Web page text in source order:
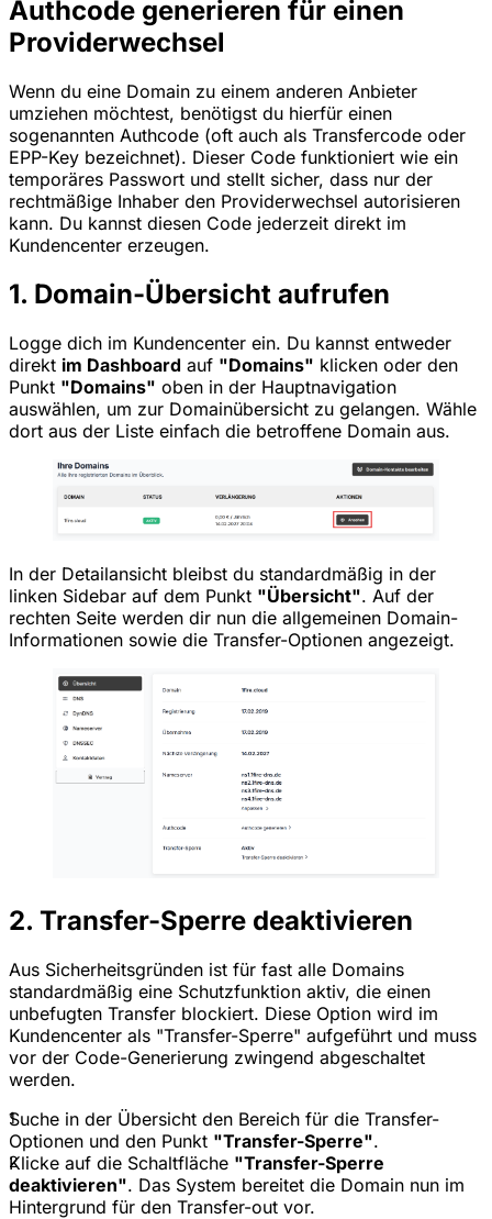
Authcode generieren für einen
Providerwechsel
Wenn du eine Domain zu einem anderen Anbieter
umziehen möchtest, benötigst du hierfür einen
sogenannten Authcode (oft auch als Transfercode oder
EPP-Key bezeichnet). Dieser Code funktioniert wie ein
temporäres Passwort und stellt sicher, dass nur der
rechtmäßige Inhaber den Providerwechsel autorisieren
kann. Du kannst diesen Code jederzeit direkt im
Kundencenter erzeugen.
1. Domain-Übersicht aufrufen
Logge dich im Kundencenter ein. Du kannst entweder
direkt im Dashboard auf "Domains" klicken oder den
Punkt "Domains" oben in der Hauptnavigation
auswählen, um zur Domainübersicht zu gelangen. Wähle
dort aus der Liste einfach die betroffene Domain aus.
In der Detailansicht bleibst du standardmäßig in der
linken Sidebar auf dem Punkt "Übersicht". Auf der
rechten Seite werden dir nun die allgemeinen Domain-
Informationen sowie die Transfer-Optionen angezeigt.
2. Transfer-Sperre deaktivieren
Aus Sicherheitsgründen ist für fast alle Domains
standardmäßig eine Schutzfunktion aktiv, die einen
unbefugten Transfer blockiert. Diese Option wird im
Kundencenter als "Transfer-Sperre" aufgeführt und muss
vor der Code-Generierung zwingend abgeschaltet
werden.
1
Suche in der Übersicht den Bereich für die Transfer-
Optionen und den Punkt "Transfer-Sperre".
2
Klicke auf die Schaltfläche "Transfer-Sperre
deaktivieren". Das System bereitet die Domain nun im
Hintergrund für den Transfer-out vor.